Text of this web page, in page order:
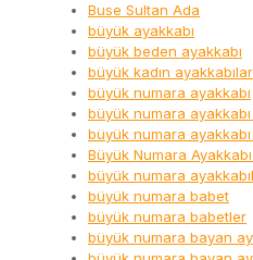
Buse Sultan Ada
büyük ayakkabı
büyük beden ayakkabı
büyük kadın
büyük numara ayakkabı
büyük numara
büyük numara
Büyük Numara
büyük numara
büyük numara babet
büyük numara babetler
büyük numara bayan